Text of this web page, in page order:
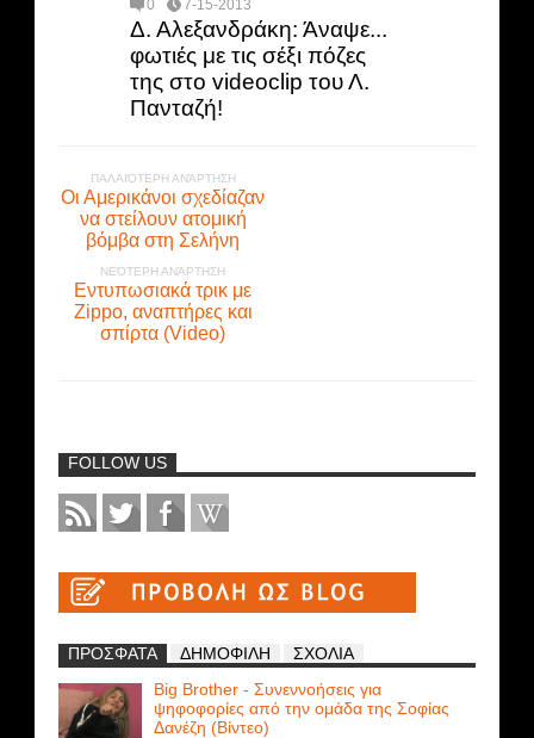
0 7-15-2013
Δ. Αλεξανδράκη: Άναψε...
φωτιές με τις σέξι πόζες
της στο videoclip του Λ.
Πανταζή!
ΠΑΛΑΙΌΤΕΡΗ ΑΝΆΡΤΗΣΗ
Οι Αμερικάνοι σχεδίαζαν
να στείλουν ατομική
βόμβα στη Σελήνη
ΝΕΌΤΕΡΗ ΑΝΆΡΤΗΣΗ
Εντυπωσιακά τρικ με
Zippo, αναπτήρες και
σπίρτα (Video)
FOLLOW US
ΠΡΟΣΦΑΤΑ ΔΗΜΟΦΙΛΗ
ΣΧΟΛΙΑ
Big Brother - Συνεννοήσεις για
ψηφοφορίες από την ομάδα της Σοφίας
Δανέζη (Βίντεο)